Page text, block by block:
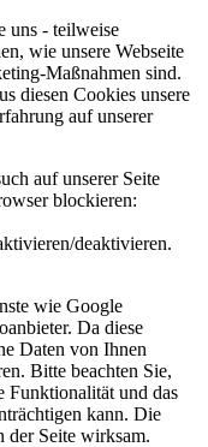
uns - teilweise
wie unsere Webseite
Maßnahmen sind.
diesen Cookies unsere
auf unserer
auf unserer Seite
blockieren:
deaktivieren.
wie Google
Da diese
Daten von Ihnen
Bitte beachten Sie,
Funktionalität und das
kann. Die
der Seite wirksam.